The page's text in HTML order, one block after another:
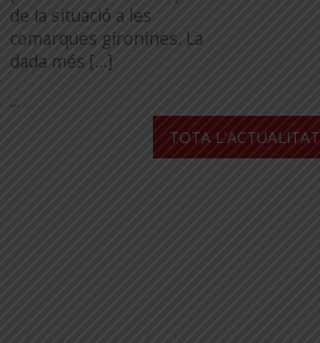
de la situació a les
comarques gironines. La
dada més […]
...
TOTA L'ACTUALITAT